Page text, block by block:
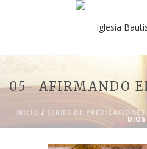
05- AFIRMANDO
INICIO / SERIES DE PREDICACIONES
DIOS